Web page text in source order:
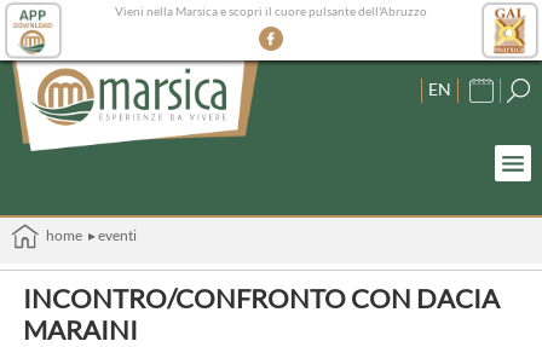
Vieni nella Marsica e scopri il cuore pulsante dell'Abruzzo
EN
home ▸ eventi
INCONTRO/CONFRONTO CON DACIA
MARAINI